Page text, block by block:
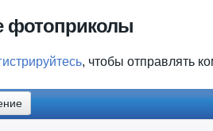
фотоприколы
, чтобы отправлять